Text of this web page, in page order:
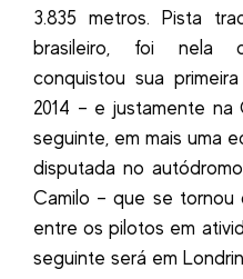
3.835 metros. Pista
brasileiro, foi nela
conquistou sua
2014 – e justamente na
seguinte, em mais uma
disputada no
Camilo – que se tornou
entre os pilotos em
seguinte será em